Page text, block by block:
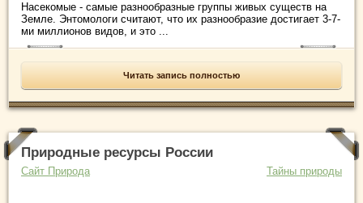
Насекомые - самые разнообразные группы живых существ на
Земле. Энтомологи считают, что их разнообразие достигает 3-7-
ми миллионов видов, и это ...
Читать запись полностью
Природные ресурсы России
Сайт Природа Тайны природы